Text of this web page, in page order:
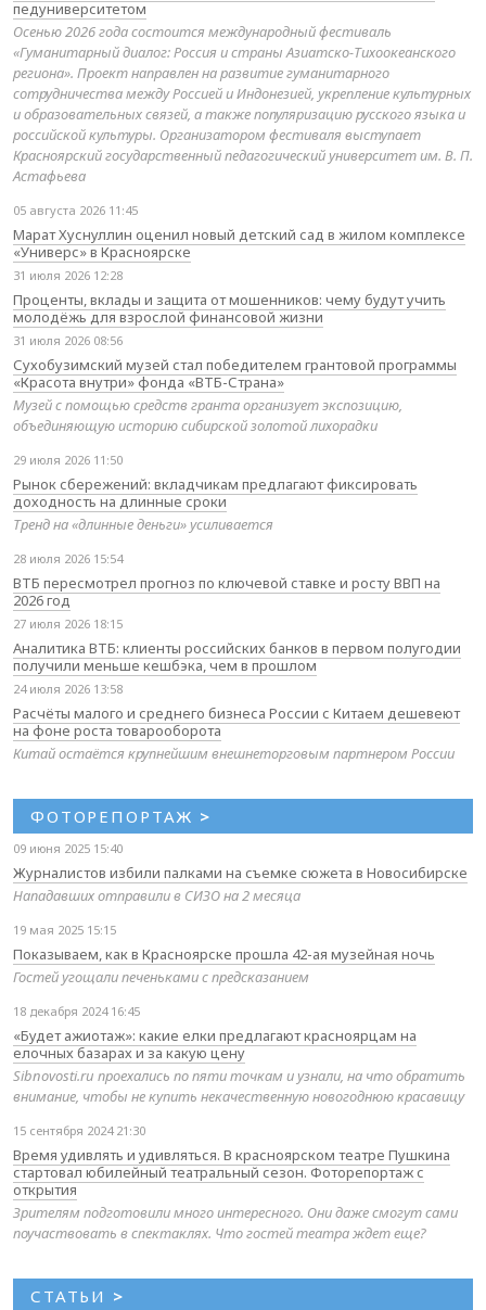
педуниверситетом
Осенью 2026 года состоится международный фестиваль
«Гуманитарный диалог: Россия и страны Азиатско-Тихоокеанского
региона». Проект направлен на развитие гуманитарного
сотрудничества между Россией и Индонезией, укрепление культурных
и образовательных связей, а также популяризацию русского языка и
российской культуры. Организатором фестиваля выступает
Красноярский государственный педагогический университет им. В. П.
Астафьева
05 августа 2026 11:45
Марат Хуснуллин оценил новый детский сад в жилом комплексе
«Универс» в Красноярске
31 июля 2026 12:28
Проценты, вклады и защита от мошенников: чему будут учить
молодёжь для взрослой финансовой жизни
31 июля 2026 08:56
Сухобузимский музей стал победителем грантовой программы
«Красота внутри» фонда «ВТБ-Страна»
Музей с помощью средств гранта организует экспозицию,
объединяющую историю сибирской золотой лихорадки
29 июля 2026 11:50
Рынок сбережений: вкладчикам предлагают фиксировать
доходность на длинные сроки
Тренд на «длинные деньги» усиливается
28 июля 2026 15:54
ВТБ пересмотрел прогноз по ключевой ставке и росту ВВП на
2026 год
27 июля 2026 18:15
Аналитика ВТБ: клиенты российских банков в первом полугодии
получили меньше кешбэка, чем в прошлом
24 июля 2026 13:58
Расчёты малого и среднего бизнеса России с Китаем дешевеют
на фоне роста товарооборота
Китай остаётся крупнейшим внешнеторговым партнером России
ФОТОРЕПОРТАЖ >
09 июня 2025 15:40
Журналистов избили палками на съемке сюжета в Новосибирске
Нападавших отправили в СИЗО на 2 месяца
19 мая 2025 15:15
Показываем, как в Красноярске прошла 42-ая музейная ночь
Гостей угощали печеньками с предсказанием
18 декабря 2024 16:45
«Будет ажиотаж»: какие елки предлагают красноярцам на
елочных базарах и за какую цену
Sibnovosti.ru проехались по пяти точкам и узнали, на что обратить
внимание, чтобы не купить некачественную новогоднюю красавицу
15 сентября 2024 21:30
Время удивлять и удивляться. В красноярском театре Пушкина
стартовал юбилейный театральный сезон. Фоторепортаж с
открытия
Зрителям подготовили много интересного. Они даже смогут сами
поучаствовать в спектаклях. Что гостей театра ждет еще?
СТАТЬИ >